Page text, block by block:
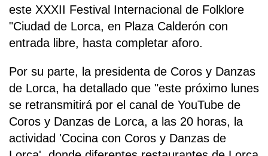
este XXXII Festival Internacional de Folklore
"Ciudad de Lorca, en Plaza Calderón con
entrada libre, hasta completar aforo.
Por su parte, la presidenta de Coros y Danzas
de Lorca, ha detallado que "este próximo lunes
se retransmitirá por el canal de YouTube de
Coros y Danzas de Lorca, a las 20 horas, la
actividad 'Cocina con Coros y Danzas de